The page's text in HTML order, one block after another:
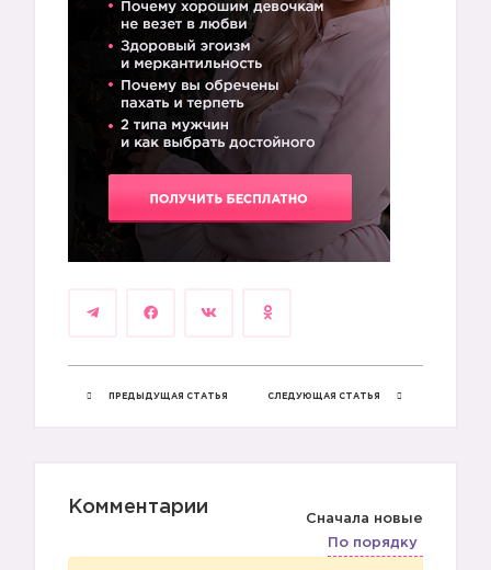
1️⃣
ПРЕДЫДУЩАЯ СТАТЬЯ СЛЕДУЮЩАЯ СТАТЬЯ
Комментарии
Сначала новые
По порядку